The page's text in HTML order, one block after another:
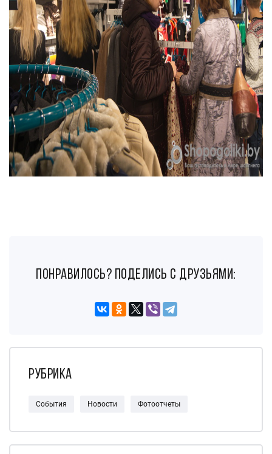
понравилось? поделись с друзьями:
Рубрика
События Новости Фотоотчеты